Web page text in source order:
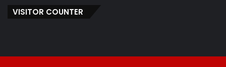
VISITOR COUNTER